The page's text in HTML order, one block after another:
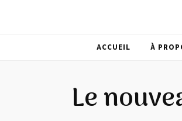
ACCUEIL À
Le